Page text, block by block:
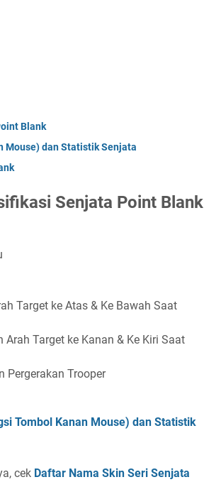
Blank
Mouse) dan Statistik Senjata
Senjata Point Blank
Target ke Atas & Ke Bawah Saat
Arah Target ke Kanan & Ke Kiri Saat
Pergerakan Trooper
Tombol Kanan Mouse) dan Statistik
cek Daftar Nama Skin Seri Senjata